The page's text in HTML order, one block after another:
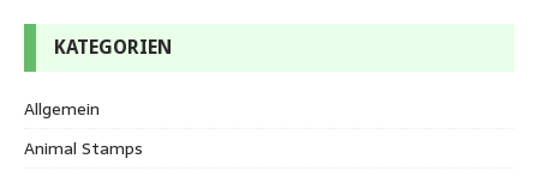
KATEGORIEN
Allgemein
Animal Stamps